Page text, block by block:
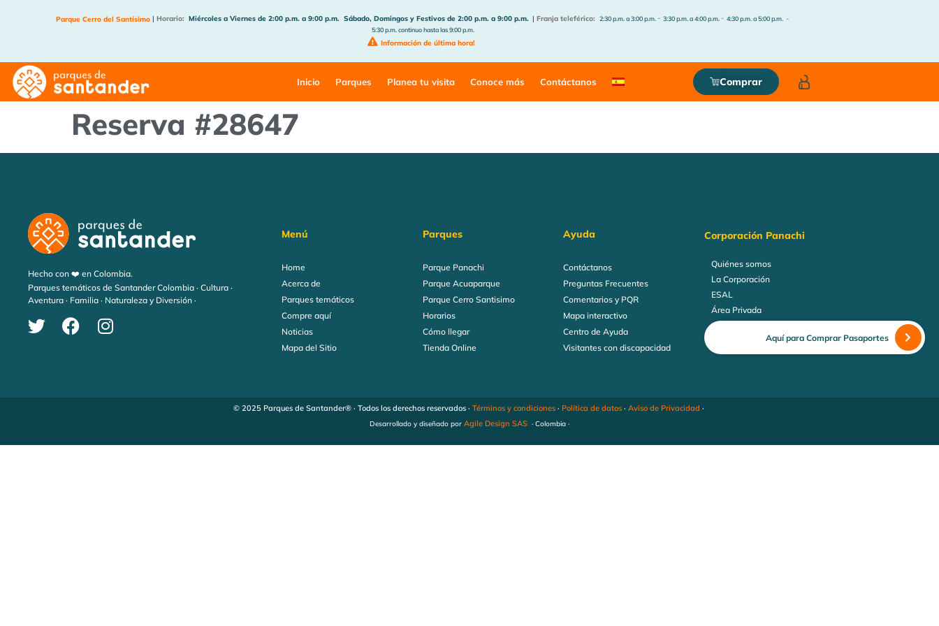
Parque Cerro del Santísimo | Horario: Miércoles a Viernes de 2:00 p.m. a 9:00 p.m. Sábado, Domingos y Festivos de 2:00 p.m. a 9:00 p.m. | Franja teleférico: 2:30 p.m. a 3:00 p.m. - 3:30 p.m. a 4:00 p.m. - 4:30 p.m. a 5:00 p.m. -
5:30 p.m. continuo hasta las 9:00 p.m.
Información de última hora!
Inicio Parques Planea tu visita Conoce más Contáctanos Comprar
Reserva #28647
Hecho con ❤️ en Colombia.
Parques temáticos de Santander Colombia · Cultura ·
Aventura · Familia · Naturaleza y Diversión ·
Menú
Home
Acerca de
Parques temáticos
Compre aquí
Noticias
Mapa del Sitio
Parques
Parque Panachi
Parque Acuaparque
Parque Cerro Santisimo
Horarios
Cómo llegar
Tienda Online
Ayuda
Contáctanos
Preguntas Frecuentes
Comentarios y PQR
Mapa interactivo
Centro de Ayuda
Visitantes con discapacidad
Corporación Panachi
Quiénes somos
La Corporación
ESAL
Área Privada
Aquí para Comprar Pasaportes
© 2025 Parques de Santander® · Todos los derechos reservados · Términos y condiciones· Política de datos· Aviso de Privacidad ·
Desarrollado y diseñado por Agile Design SAS · Colombia ·